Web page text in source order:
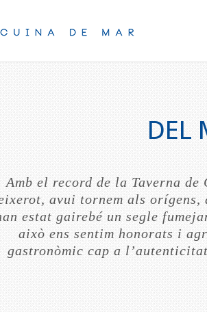
DEL
Amb el record de la Taverna
avui tornem als orígens,
estat gairebé un segle
això ens sentim honorats i
gastronòmic cap a